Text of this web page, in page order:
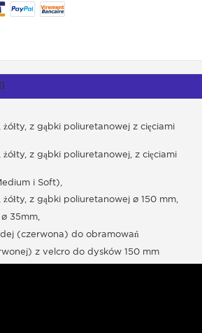
żółty, z gąbki poliuretanowej z cięciami
żółty, z gąbki poliuretanowej, z cięciami
i Soft),
żółty, z gąbki poliuretanowej ø 150 mm,
35mm,
(czerwona) do obramowań
z velcro do dysków 150 mm